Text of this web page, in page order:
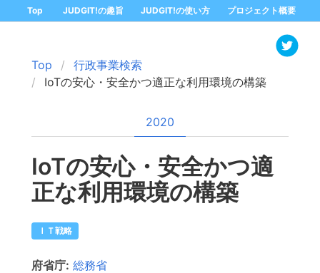
Top JUDGIT!の趣旨 JUDGIT!の使い方 プロジェクト概要
Top
行政事業検索
IoTの安心・安全かつ適正な利用環境の構築
2020
IoTの安心・安全かつ適
正な利用環境の構築
ＩＴ戦略
府省庁: 総務省